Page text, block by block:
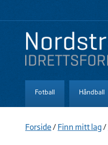
Fotball Håndball
Forside/ Finn mitt lag /